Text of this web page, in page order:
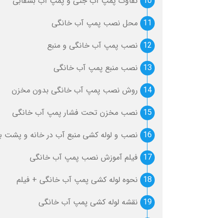
11 محل نصب پمپ آب خانگی
12 نصب پمپ آب خانگی و منبع
13 نصب منبع پمپ آب خانگی
14 روش نصب پمپ آب خانگی بدون مخزن
15 نصب مخزن تحت فشار پمپ آب خانگی
16 نصب و لوله کشی منبع آب در خانه و پشت
17 فیلم آموزش نصب پمپ آب خانگی
18 نحوه لوله کشی پمپ آب خانگی + فیلم
19 نقشه لوله کشی پمپ آب خانگی